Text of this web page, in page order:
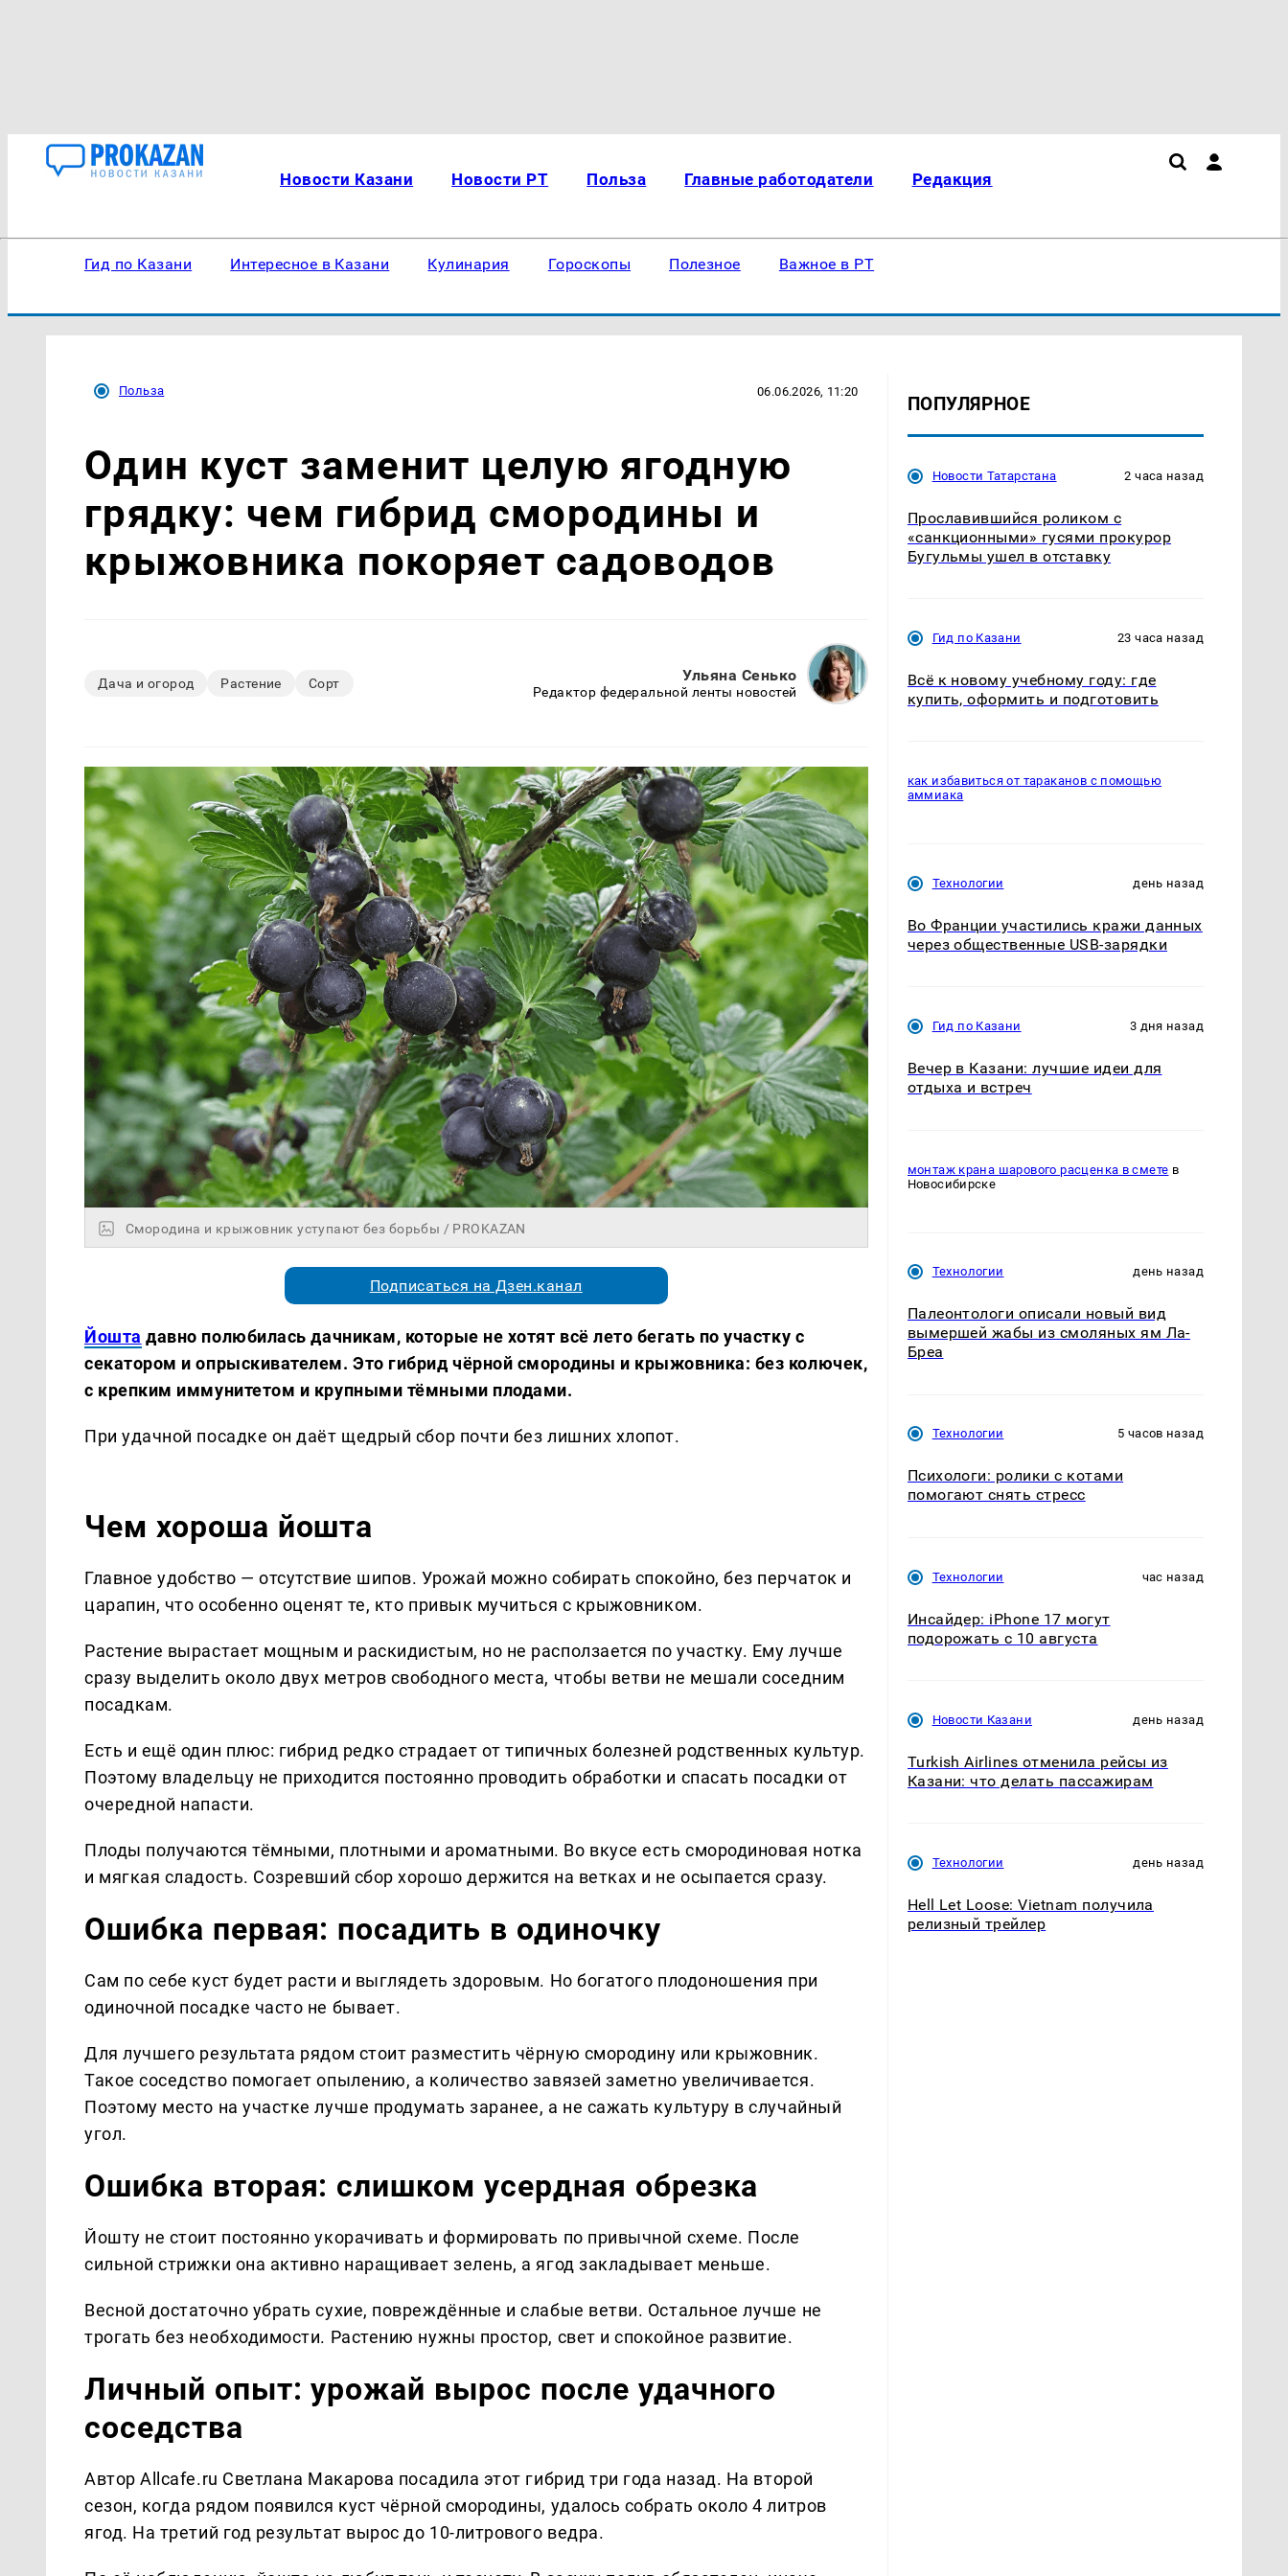
Новости Казани Новости РТ Польза Главные работодатели Редакция
Гид по Казани Интересное в Казани Кулинария Гороскопы Полезное Важное в РТ
Польза 06.06.2026, 11:20
Один куст заменит целую ягодную
грядку: чем гибрид смородины и
крыжовника покоряет садоводов
Дача и огород Растение Сорт Ульяна Сенько
Редактор федеральной ленты новостей
Смородина и крыжовник уступают без борьбы / PROKAZAN
Подписаться на Дзен.канал
Йошта давно полюбилась дачникам, которые не хотят всё лето бегать по участку с
секатором и опрыскивателем. Это гибрид чёрной смородины и крыжовника: без колючек,
с крепким иммунитетом и крупными тёмными плодами.
При удачной посадке он даёт щедрый сбор почти без лишних хлопот.
Чем хороша йошта
Главное удобство — отсутствие шипов. Урожай можно собирать спокойно, без перчаток и
царапин, что особенно оценят те, кто привык мучиться с крыжовником.
Растение вырастает мощным и раскидистым, но не расползается по участку. Ему лучше
сразу выделить около двух метров свободного места, чтобы ветви не мешали соседним
посадкам.
Есть и ещё один плюс: гибрид редко страдает от типичных болезней родственных культур.
Поэтому владельцу не приходится постоянно проводить обработки и спасать посадки от
очередной напасти.
Плоды получаются тёмными, плотными и ароматными. Во вкусе есть смородиновая нотка
и мягкая сладость. Созревший сбор хорошо держится на ветках и не осыпается сразу.
Ошибка первая: посадить в одиночку
Сам по себе куст будет расти и выглядеть здоровым. Но богатого плодоношения при
одиночной посадке часто не бывает.
Для лучшего результата рядом стоит разместить чёрную смородину или крыжовник.
Такое соседство помогает опылению, а количество завязей заметно увеличивается.
Поэтому место на участке лучше продумать заранее, а не сажать культуру в случайный
угол.
Ошибка вторая: слишком усердная обрезка
Йошту не стоит постоянно укорачивать и формировать по привычной схеме. После
сильной стрижки она активно наращивает зелень, а ягод закладывает меньше.
Весной достаточно убрать сухие, повреждённые и слабые ветви. Остальное лучше не
трогать без необходимости. Растению нужны простор, свет и спокойное развитие.
Личный опыт: урожай вырос после удачного
соседства
Автор Allcafe.ru Светлана Макарова посадила этот гибрид три года назад. На второй
сезон, когда рядом появился куст чёрной смородины, удалось собрать около 4 литров
ягод. На третий год результат вырос до 10-литрового ведра.
ПОПУЛЯРНОЕ
Новости Татарстана 2 часа назад
Прославившийся роликом с
«санкционными» гусями прокурор
Бугульмы ушел в отставку
Гид по Казани 23 часа назад
Всё к новому учебному году: где
купить, оформить и подготовить
как избавиться от тараканов с помощью
аммиака
Технологии день назад
Во Франции участились кражи данных
через общественные USB-зарядки
Гид по Казани 3 дня назад
Вечер в Казани: лучшие идеи для
отдыха и встреч
монтаж крана шарового расценка в смете в
Новосибирске
Технологии день назад
Палеонтологи описали новый вид
вымершей жабы из смоляных ям Ла-
Бреа
Технологии 5 часов назад
Психологи: ролики с котами
помогают снять стресс
Технологии час назад
Инсайдер: iPhone 17 могут
подорожать с 10 августа
Новости Казани день назад
Turkish Airlines отменила рейсы из
Казани: что делать пассажирам
Технологии день назад
Hell Let Loose: Vietnam получила
релизный трейлер